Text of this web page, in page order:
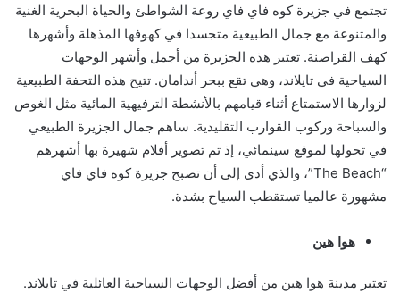
تجتمع في جزيرة كوه فاي فاي روعة الشواطئ والحياة البحرية الغنية
والمتنوعة مع جمال الطبيعية متجسدا في كهوفها المذهلة وأشهرها
كهف القراصنة. تعتبر هذه الجزيرة من أجمل وأشهر الوجهات
السياحية في تايلاند، وهي تقع ببحر أندامان. تتيح هذه التحفة الطبيعية
لزوارها الاستمتاع أثناء قيامهم بالأنشطة الترفيهية المائية مثل الغوص
والسباحة وركوب القوارب التقليدية. ساهم جمال الجزيرة الطبيعي
في تحولها لموقع سينمائي، إذ تم تصوير أفلام شهيرة بها أشهرهم
“The Beach”، والذي أدى إلى أن تصبح جزيرة كوه فاي فاي
مشهورة عالميا تستقطب السياح بشدة.
هوا هين
تعتبر مدينة هوا هين من أفضل الوجهات السياحية العائلية في تايلاند.